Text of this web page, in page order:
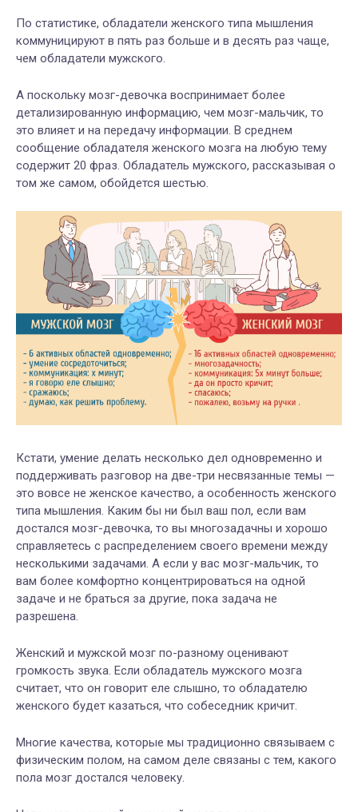
По статистике, обладатели женского типа мышления
коммуницируют в пять раз больше и в десять раз чаще,
чем обладатели мужского.
А поскольку мозг-девочка воспринимает более
детализированную информацию, чем мозг-мальчик, то
это влияет и на передачу информации. В среднем
сообщение обладателя женского мозга на любую тему
содержит 20 фраз. Обладатель мужского, рассказывая о
том же самом, обойдется шестью.
Кстати, умение делать несколько дел одновременно и
поддерживать разговор на две-три несвязанные темы —
это вовсе не женское качество, а особенность женского
типа мышления. Каким бы ни был ваш пол, если вам
достался мозг-девочка, то вы многозадачны и хорошо
справляетесь с распределением своего времени между
несколькими задачами. А если у вас мозг-мальчик, то
вам более комфортно концентрироваться на одной
задаче и не браться за другие, пока задача не
разрешена.
Женский и мужской мозг по-разному оценивают
громкость звука. Если обладатель мужского мозга
считает, что он говорит еле слышно, то обладателю
женского будет казаться, что собеседник кричит.
Многие качества, которые мы традиционно связываем с
физическим полом, на самом деле связаны с тем, какого
пола мозг достался человеку.